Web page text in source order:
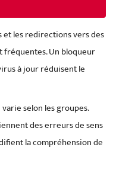
les redirections vers des
fréquentes. Un bloqueur
à jour réduisent le
selon les groupes.
des erreurs de sens
la compréhension de